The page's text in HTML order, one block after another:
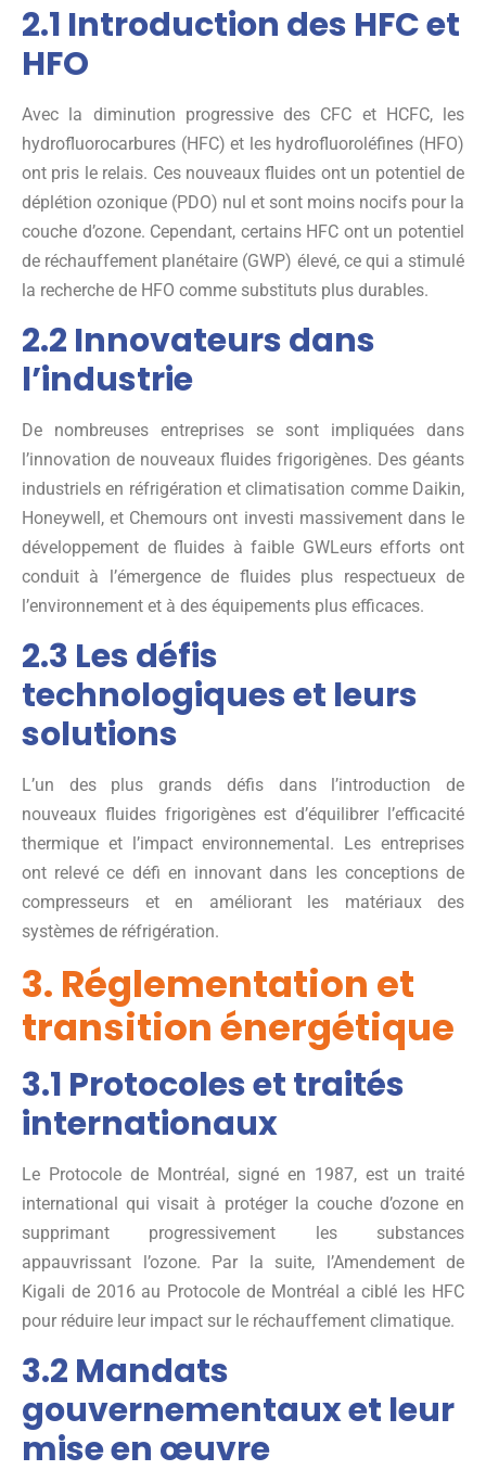
2.1 Introduction des HFC et
HFO
Avec la diminution progressive des CFC et HCFC, les
hydrofluorocarbures (HFC) et les hydrofluoroléfines (HFO)
ont pris le relais. Ces nouveaux fluides ont un potentiel de
déplétion ozonique (PDO) nul et sont moins nocifs pour la
couche d’ozone. Cependant, certains HFC ont un potentiel
de réchauffement planétaire (GWP) élevé, ce qui a stimulé
la recherche de HFO comme substituts plus durables.
2.2 Innovateurs dans
l’industrie
De nombreuses entreprises se sont impliquées dans
l’innovation de nouveaux fluides frigorigènes. Des géants
industriels en réfrigération et climatisation comme Daikin,
Honeywell, et Chemours ont investi massivement dans le
développement de fluides à faible GWLeurs efforts ont
conduit à l’émergence de fluides plus respectueux de
l’environnement et à des équipements plus efficaces.
2.3 Les défis
technologiques et leurs
solutions
L’un des plus grands défis dans l’introduction de
nouveaux fluides frigorigènes est d’équilibrer l’efficacité
thermique et l’impact environnemental. Les entreprises
ont relevé ce défi en innovant dans les conceptions de
compresseurs et en améliorant les matériaux des
systèmes de réfrigération.
3. Réglementation et
transition énergétique
3.1 Protocoles et traités
internationaux
Le Protocole de Montréal, signé en 1987, est un traité
international qui visait à protéger la couche d’ozone en
supprimant progressivement les substances
appauvrissant l’ozone. Par la suite, l’Amendement de
Kigali de 2016 au Protocole de Montréal a ciblé les HFC
pour réduire leur impact sur le réchauffement climatique.
3.2 Mandats
gouvernementaux et leur
mise en œuvre